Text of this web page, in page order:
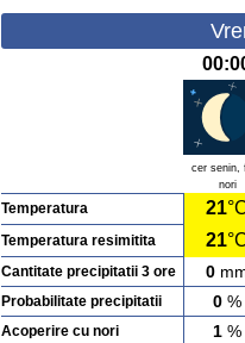
cer senin,
nori
Temperatura 21
Temperatura resimitita 21
Cantitate precipitatii 3 ore 0
Probabilitate precipitatii 0%
Acoperire cu nori 1%